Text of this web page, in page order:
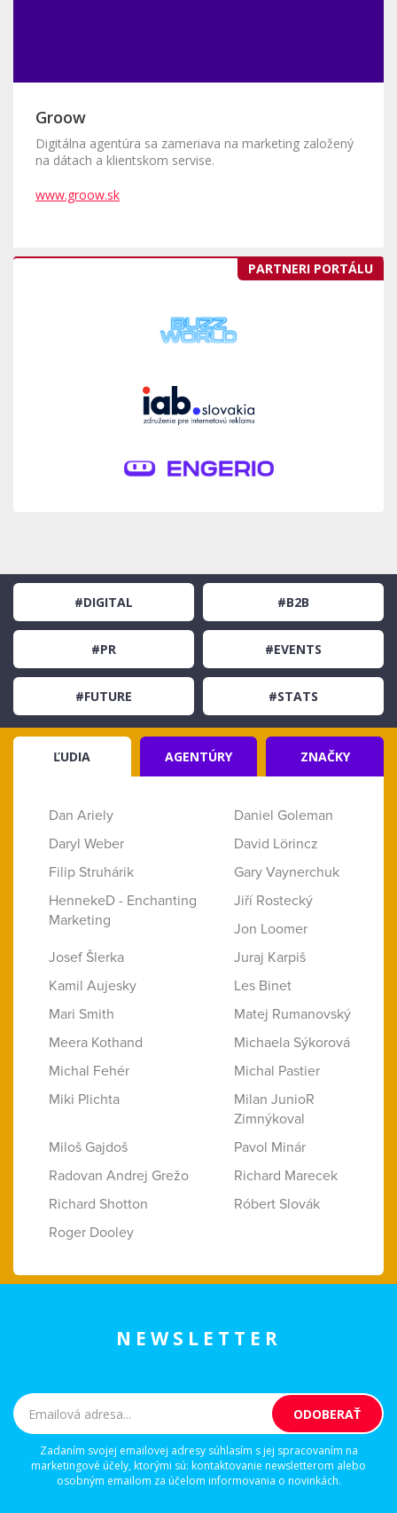
Groow
Digitálna agentúra sa zameriava na marketing založený
na dátach a klientskom servise.
www.groow.sk
PARTNERI PORTÁLU
#DIGITAL #B2B
#PR #EVENTS
#FUTURE #STATS
ĽUDIA AGENTÚRY ZNAČKY
Dan Ariely
Daniel Goleman
Daryl Weber
David Lörincz
Filip Struhárik
Gary Vaynerchuk
HennekeD - Enchanting
Marketing
Jiří Rostecký
Jon Loomer
Josef Šlerka
Juraj Karpiš
Kamil Aujesky
Les Binet
Mari Smith
Matej Rumanovský
Meera Kothand
Michaela Sýkorová
Michal Fehér
Michal Pastier
Miki Plichta
Milan JunioR
Zimnýkoval
Miloš Gajdoš
Pavol Minár
Radovan Andrej Grežo
Richard Marecek
Richard Shotton
Róbert Slovák
Roger Dooley
NEWSLETTER
Zadaním svojej emailovej adresy súhlasím s jej spracovaním na
marketingové účely, ktorými sú: kontaktovanie newsletterom alebo
osobným emailom za účelom informovania o novinkách.